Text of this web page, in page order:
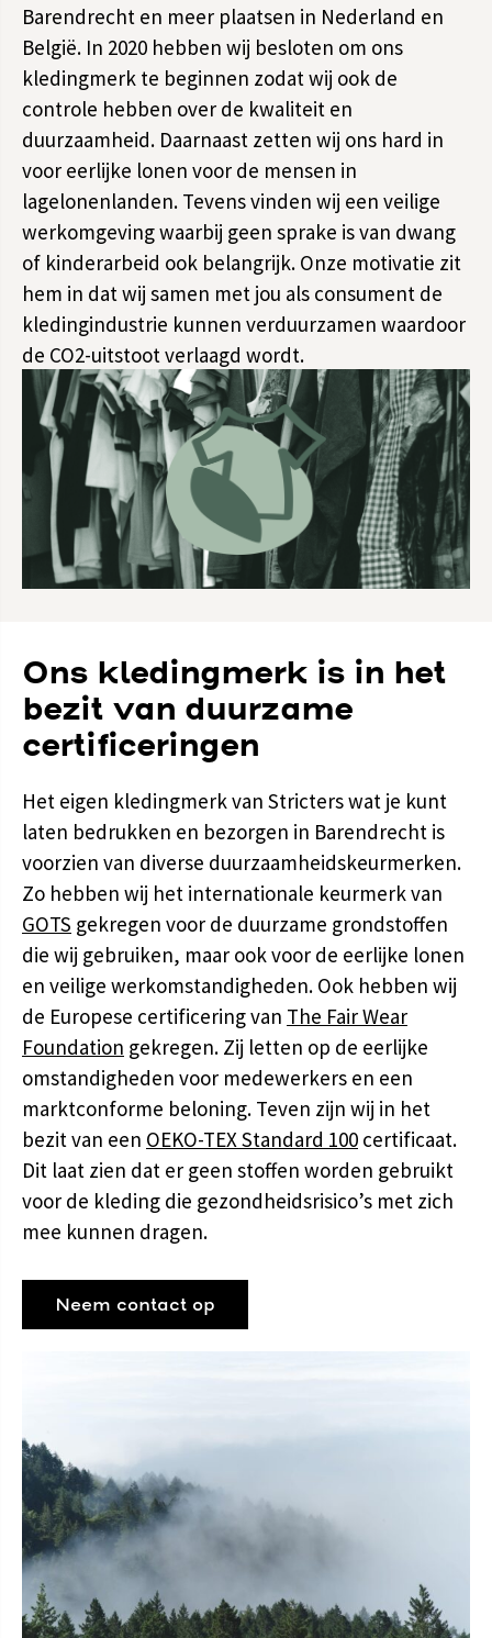
Barendrecht en meer plaatsen in Nederland en
België. In 2020 hebben wij besloten om ons
kledingmerk te beginnen zodat wij ook de
controle hebben over de kwaliteit en
duurzaamheid. Daarnaast zetten wij ons hard in
voor eerlijke lonen voor de mensen in
lagelonenlanden. Tevens vinden wij een veilige
werkomgeving waarbij geen sprake is van dwang
of kinderarbeid ook belangrijk. Onze motivatie zit
hem in dat wij samen met jou als consument de
kledingindustrie kunnen verduurzamen waardoor
de CO2-uitstoot verlaagd wordt.
Ons kledingmerk is in het
bezit van duurzame
certificeringen
Het eigen kledingmerk van Stricters wat je kunt
laten bedrukken en bezorgen in Barendrecht is
voorzien van diverse duurzaamheidskeurmerken.
Zo hebben wij het internationale keurmerk van
GOTS gekregen voor de duurzame grondstoffen
die wij gebruiken, maar ook voor de eerlijke lonen
en veilige werkomstandigheden. Ook hebben wij
de Europese certificering van The Fair Wear
Foundation gekregen. Zij letten op de eerlijke
omstandigheden voor medewerkers en een
marktconforme beloning. Teven zijn wij in het
bezit van een OEKO-TEX Standard 100 certificaat.
Dit laat zien dat er geen stoffen worden gebruikt
voor de kleding die gezondheidsrisico’s met zich
mee kunnen dragen.
Neem contact op